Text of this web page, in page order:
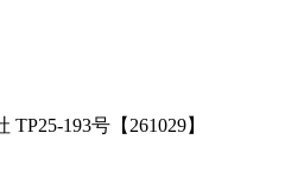
193号【261029】